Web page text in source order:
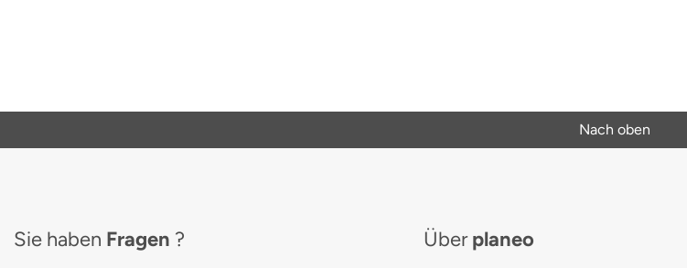
Nach oben
Sie haben Fragen ? Überplaneo